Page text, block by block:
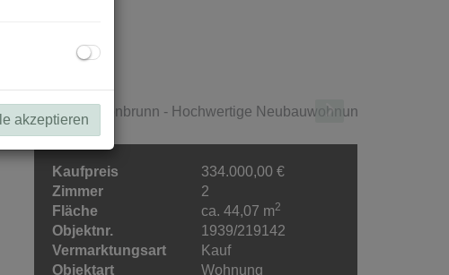
Kaufpreis
334.000,00 €
Zimmer
2
Fläche
ca. 44,07 m2
Objektnr.
1939/219142
Vermarktungsart
Kauf
Objektart
Wohnung
akzeptieren